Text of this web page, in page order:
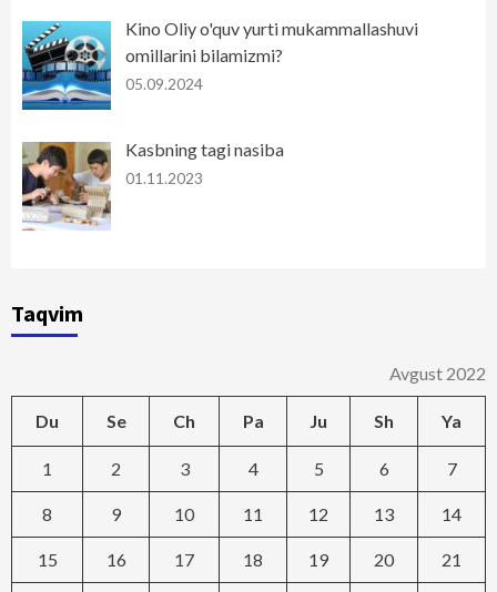
Kino Oliy o'quv yurti mukammallashuvi
omillarini bilamizmi?
05.09.2024
Kasbning tagi nasiba
01.11.2023
Taqvim
Avgust 2022
Du Se Ch Pa Ju Sh Ya
1 2 3 4 5 6 7
8 9 10 11 12 13 14
15 16 17 18 19 20 21